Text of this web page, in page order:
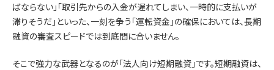
ばならない」「取引先からの入金が遅れてしまい、一時的に支払いが
滞りそうだ」といった、一刻を争う「運転資金」の確保においては、長期
融資の審査スピードでは到底間に合いません。
そこで強力な武器となるのが「法人向け短期融資」です。短期融資は、